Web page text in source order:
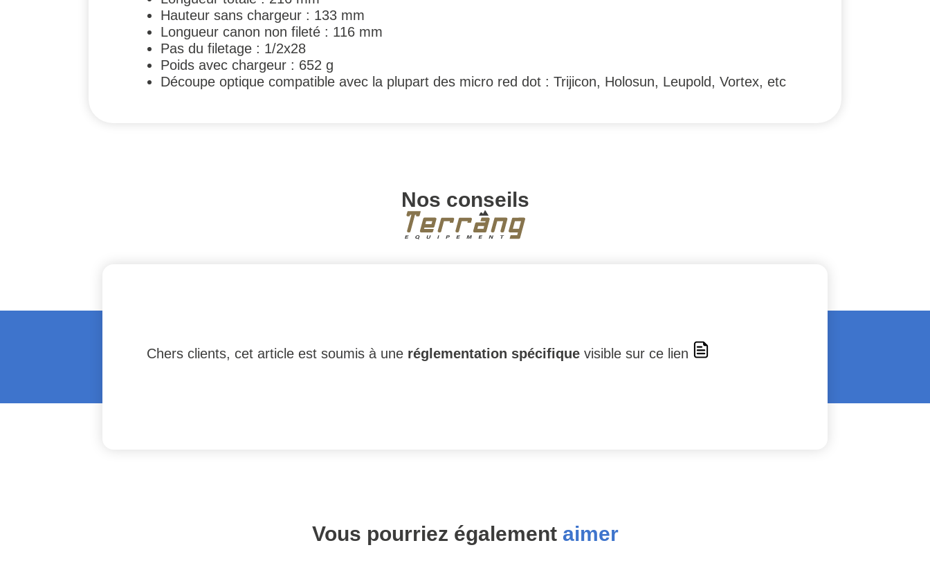
Hauteur sans chargeur : 133 mm
Longueur canon non fileté : 116 mm
Pas du filetage : 1/2x28
Poids avec chargeur : 652 g
Découpe optique compatible avec la plupart des micro red dot : Trijicon, Holosun, Leupold, Vortex, etc
Nos conseils
Chers clients, cet article est soumis à une réglementation spécifique visible sur ce lien
Vous pourriez également aimer